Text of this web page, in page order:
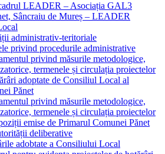
LEADER – Asociația GAL3
Sâncraiu de Mureș – LEADER
administrativ-teritoriale
privind procedurile administrative
privind măsurile metodologice,
termenele și circulația proiectelor
adoptate de Consiliul Local al
Pănet
privind măsurile metodologice,
termenele și circulația proiectelor
emise de Primarul Comunei Pănet
deliberative
adobtate a Consiliului Local